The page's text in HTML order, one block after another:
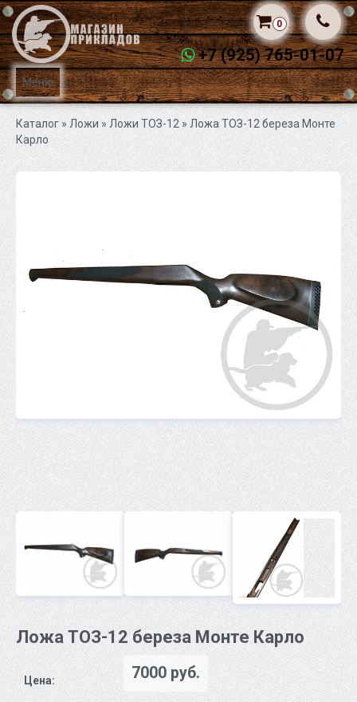
Меню
+7 (925) 765-01-07
0
Каталог» Ложи »Ложи ТОЗ-12» Ложа ТОЗ-12 береза Монте
Карло
Ложа ТОЗ-12 береза Монте Карло
Цена: 7000 руб.